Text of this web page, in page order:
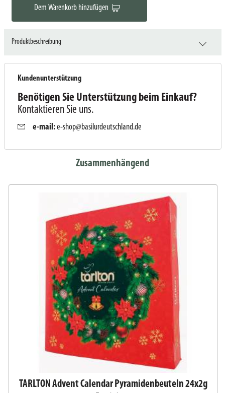
Dem Warenkorb hinzufügen
Produktbeschreibung
Kundenunterstützung
Benötigen Sie Unterstützung beim Einkauf?
Kontaktieren Sie uns.
e-mail:e-shop@basilurdeutschland.de
Zusammenhängend
TARLTON Advent Calendar Pyramidenbeuteln 24x2g